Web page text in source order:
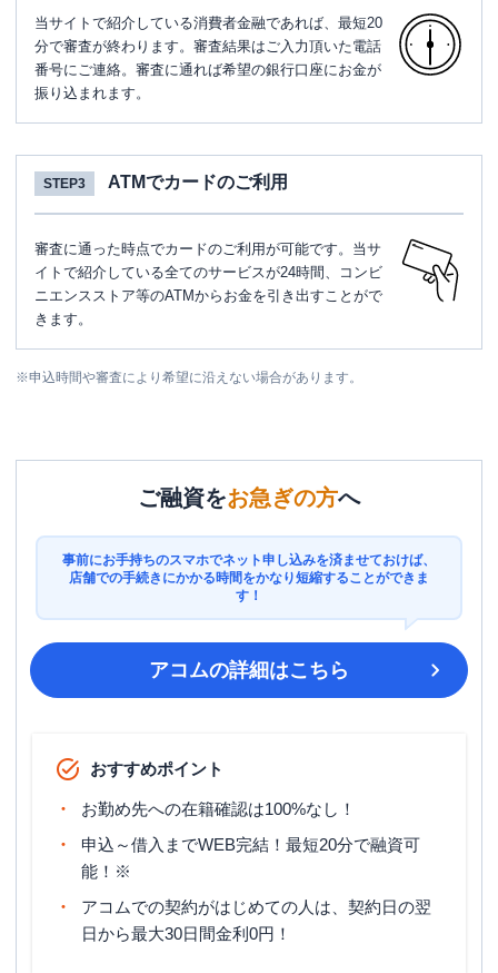
当サイトで紹介している消費者金融であれば、最短20
分で審査が終わります。審査結果はご入力頂いた電話
番号にご連絡。審査に通れば希望の銀行口座にお金が
振り込まれます。
STEP3 ATMでカードのご利用
審査に通った時点でカードのご利用が可能です。当サ
イトで紹介している全てのサービスが24時間、コンビ
ニエンスストア等のATMからお金を引き出すことがで
きます。
※申込時間や審査により希望に沿えない場合があります。
ご融資をお急ぎの方へ
事前にお手持ちのスマホでネット申し込みを済ませておけば、
店舗での手続きにかかる時間をかなり短縮することができま
す！
アコムの詳細はこちら
おすすめポイント
お勤め先への在籍確認は100%なし！
申込～借入までWEB完結！最短20分で融資可
能！※
アコムでの契約がはじめての人は、契約日の翌
日から最大30日間金利0円！